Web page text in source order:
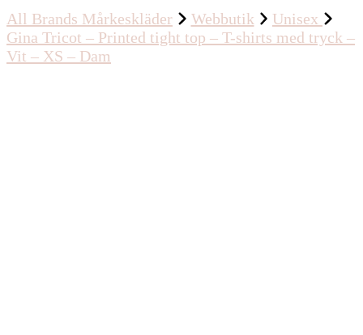
All Brands Mårkeskläder Webbutik
Unisex
Gina Tricot – Printed tight top – T-shirts med tryck –
Vit – XS – Dam